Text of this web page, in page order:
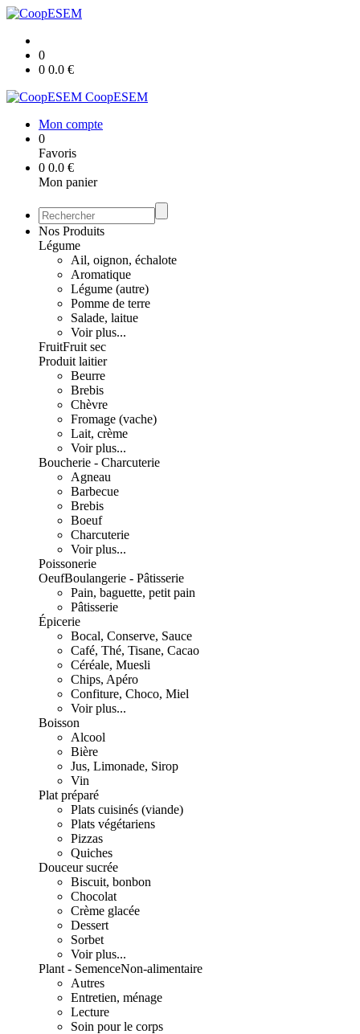
0
0 0.0 €
CoopESEM
Mon compte
0
Favoris
0 0.0 €
Mon panier
Nos Produits
Légume
Ail, oignon, échalote
Aromatique
Légume (autre)
Pomme de terre
Salade, laitue
Voir plus...
FruitFruit sec
Produit laitier
Beurre
Brebis
Chèvre
Fromage (vache)
Lait, crème
Voir plus...
Boucherie - Charcuterie
Agneau
Barbecue
Brebis
Boeuf
Charcuterie
Voir plus...
Poissonerie
OeufBoulangerie - Pâtisserie
Pain, baguette, petit pain
Pâtisserie
Épicerie
Bocal, Conserve, Sauce
Café, Thé, Tisane, Cacao
Céréale, Muesli
Chips, Apéro
Confiture, Choco, Miel
Voir plus...
Boisson
Alcool
Bière
Jus, Limonade, Sirop
Vin
Plat préparé
Plats cuisinés (viande)
Plats végétariens
Pizzas
Quiches
Douceur sucrée
Biscuit, bonbon
Chocolat
Crème glacée
Dessert
Sorbet
Voir plus...
Plant - SemenceNon-alimentaire
Autres
Entretien, ménage
Lecture
Soin pour le corps